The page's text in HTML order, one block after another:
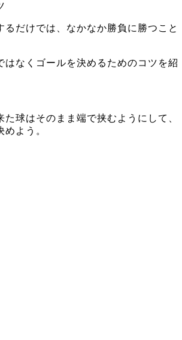
るだけでは、なかなか勝負に勝つこと
はなくゴールを決めるためのコツを紹
球はそのまま端で挟むようにして、
よう。